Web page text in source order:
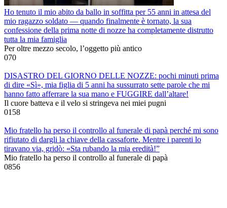
Ho tenuto il mio abito da ballo in soffitta per 55 anni in attesa del
mio ragazzo soldato — quando finalmente è tornato, la sua
confessione della prima notte di nozze ha completamente distrutto
tutta la mia famiglia
Per oltre mezzo secolo, l’oggetto più antico
070
DISASTRO DEL GIORNO DELLE NOZZE: pochi minuti prima
di dire «Sì», mia figlia di 5 anni ha sussurrato sette parole che mi
hanno fatto afferrare la sua mano e FUGGIRE dall’altare!
Il cuore batteva e il velo si stringeva nei miei pugni
0158
Mio fratello ha perso il controllo al funerale di papà perché mi sono
rifiutato di dargli la chiave della cassaforte. Mentre i parenti lo
tiravano via, gridò: «Sta rubando la mia eredità!”
Mio fratello ha perso il controllo al funerale di papà
0856